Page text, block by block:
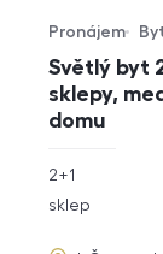
Světlý byt
sklepy,
domu
Typ nabídky
Pronájem
Typ
rozměry
dispozice
2+1
funkce
sklep